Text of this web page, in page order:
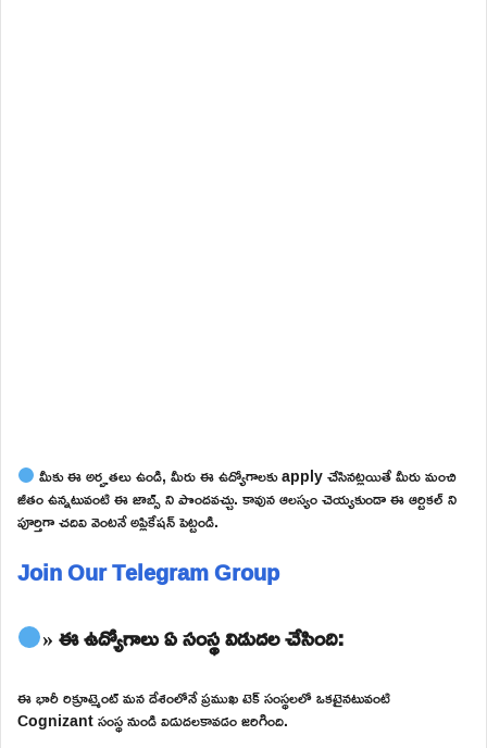
మీకు ఈ అర్హతలు ఉండి, మీరు ఈ ఉద్యోగాలకు apply చేసినట్లయితే మీరు మంచి
జీతం ఉన్నటువంటి ఈ జాబ్స్ ని పొందవచ్చు. కావున ఆలస్యం చెయ్యకుండా ఈ ఆర్టికల్ ని
పూర్తిగా చదివి వెంటనే అప్లికేషన్ పెట్టండి.
Join Our Telegram Group
» ఈ ఉద్యోగాలు ఏ సంస్థ విడుదల చేసింది:
ఈ భారీ రిక్రూట్మెంట్ మన దేశంలోనే ప్రముఖ టెక్ సంస్థలలో ఒకటైనటువంటి
Cognizant సంస్థ నుండి విడుదలకావడం జరిగింది.